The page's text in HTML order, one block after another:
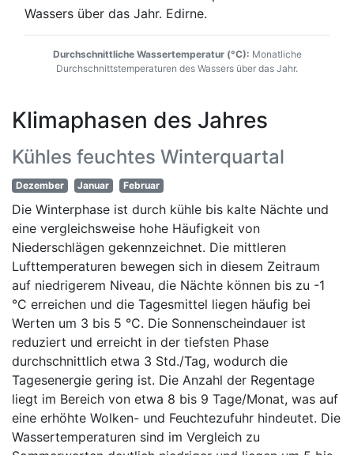
Durchschnittliche Wassertemperatur (°C): Monatliche
Durchschnittstemperaturen des Wassers über das Jahr.
Klimaphasen des Jahres
Kühles feuchtes Winterquartal
Dezember Januar Februar
Die Winterphase ist durch kühle bis kalte Nächte und
eine vergleichsweise hohe Häufigkeit von
Niederschlägen gekennzeichnet. Die mittleren
Lufttemperaturen bewegen sich in diesem Zeitraum
auf niedrigerem Niveau, die Nächte können bis zu -1
°C erreichen und die Tagesmittel liegen häufig bei
Werten um 3 bis 5 °C. Die Sonnenscheindauer ist
reduziert und erreicht in der tiefsten Phase
durchschnittlich etwa 3 Std./Tag, wodurch die
Tagesenergie gering ist. Die Anzahl der Regentage
liegt im Bereich von etwa 8 bis 9 Tage/Monat, was auf
eine erhöhte Wolken- und Feuchtezufuhr hindeutet. Die
Wassertemperaturen sind im Vergleich zu